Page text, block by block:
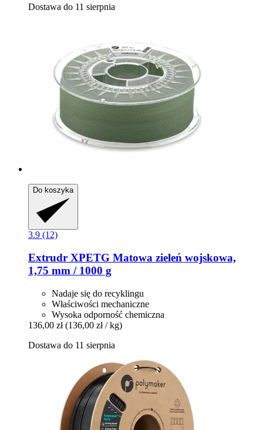
Dostawa do 11 sierpnia
Do koszyka
3.9 (12)
Extrudr XPETG Matowa zieleń wojskowa,
1,75 mm / 1000 g
Nadaje się do recyklingu
Właściwości mechaniczne
Wysoka odporność chemiczna
136,00 zł (136,00 zł / kg)
Dostawa do 11 sierpnia